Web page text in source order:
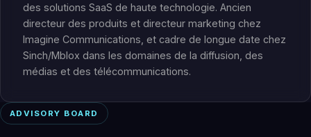
des solutions SaaS de haute technologie. Ancien
directeur des produits et directeur marketing chez
Imagine Communications, et cadre de longue date chez
Sinch/Mblox dans les domaines de la diffusion, des
médias et des télécommunications.
ADVISORY BOARD